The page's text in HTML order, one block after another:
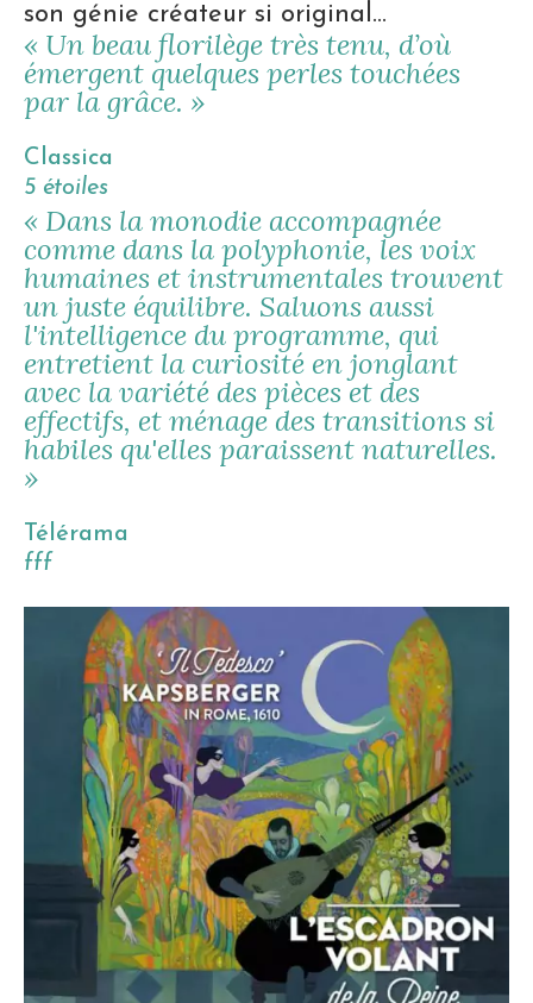
son génie créateur si original…
« Un beau florilège très tenu, d’où
émergent quelques perles touchées
par la grâce. »
Classica
5 étoiles
« Dans la monodie accompagnée
comme dans la polyphonie, les voix
humaines et instrumentales trouvent
un juste équilibre. Saluons aussi
l'intelligence du programme, qui
entretient la curiosité en jonglant
avec la variété des pièces et des
effectifs, et ménage des transitions si
habiles qu'elles paraissent naturelles.
»
Télérama
fff